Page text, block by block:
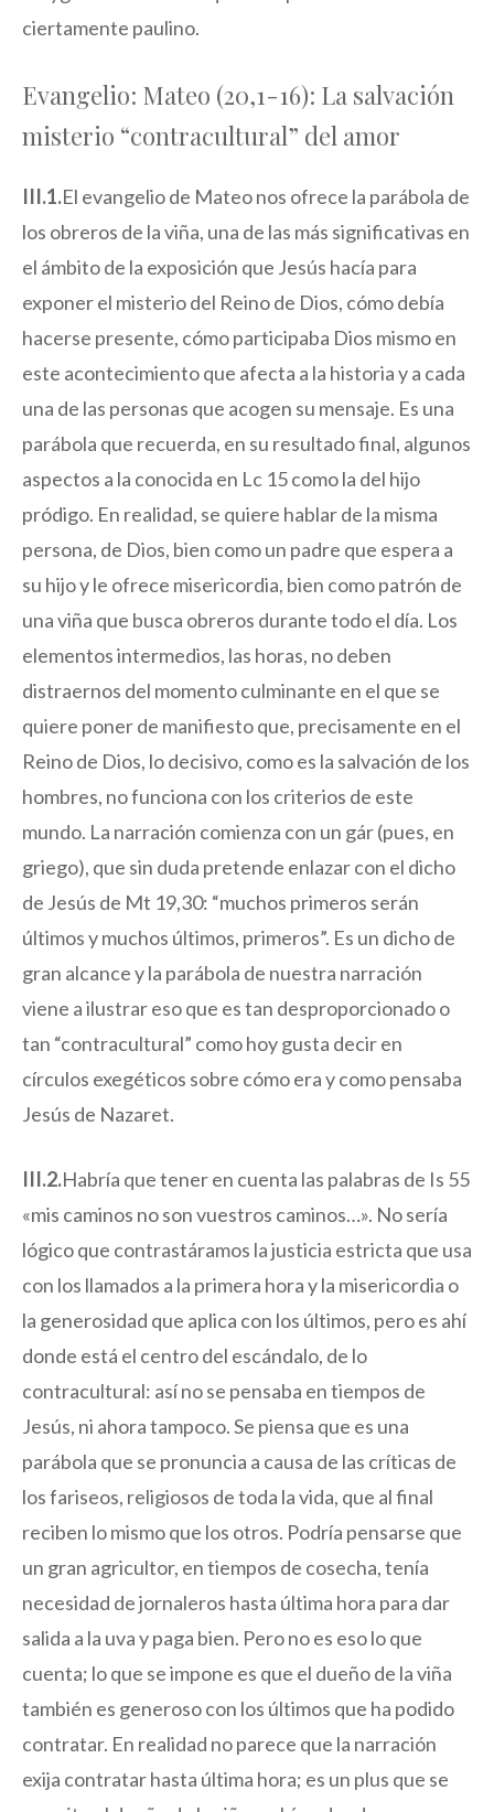
ciertamente paulino.
Evangelio: Mateo (20,1-16): La salvación
misterio “contracultural” del amor
III.1.El evangelio de Mateo nos ofrece la parábola de
los obreros de la viña, una de las más significativas en
el ámbito de la exposición que Jesús hacía para
exponer el misterio del Reino de Dios, cómo debía
hacerse presente, cómo participaba Dios mismo en
este acontecimiento que afecta a la historia y a cada
una de las personas que acogen su mensaje. Es una
parábola que recuerda, en su resultado final, algunos
aspectos a la conocida en Lc 15 como la del hijo
pródigo. En realidad, se quiere hablar de la misma
persona, de Dios, bien como un padre que espera a
su hijo y le ofrece misericordia, bien como patrón de
una viña que busca obreros durante todo el día. Los
elementos intermedios, las horas, no deben
distraernos del momento culminante en el que se
quiere poner de manifiesto que, precisamente en el
Reino de Dios, lo decisivo, como es la salvación de los
hombres, no funciona con los criterios de este
mundo. La narración comienza con un gár (pues, en
griego), que sin duda pretende enlazar con el dicho
de Jesús de Mt 19,30: “muchos primeros serán
últimos y muchos últimos, primeros”. Es un dicho de
gran alcance y la parábola de nuestra narración
viene a ilustrar eso que es tan desproporcionado o
tan “contracultural” como hoy gusta decir en
círculos exegéticos sobre cómo era y como pensaba
Jesús de Nazaret.
III.2.Habría que tener en cuenta las palabras de Is 55
«mis caminos no son vuestros caminos…». No sería
lógico que contrastáramos la justicia estricta que usa
con los llamados a la primera hora y la misericordia o
la generosidad que aplica con los últimos, pero es ahí
donde está el centro del escándalo, de lo
contracultural: así no se pensaba en tiempos de
Jesús, ni ahora tampoco. Se piensa que es una
parábola que se pronuncia a causa de las críticas de
los fariseos, religiosos de toda la vida, que al final
reciben lo mismo que los otros. Podría pensarse que
un gran agricultor, en tiempos de cosecha, tenía
necesidad de jornaleros hasta última hora para dar
salida a la uva y paga bien. Pero no es eso lo que
cuenta; lo que se impone es que el dueño de la viña
también es generoso con los últimos que ha podido
contratar. En realidad no parece que la narración
exija contratar hasta última hora; es un plus que se